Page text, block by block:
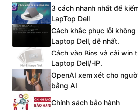
3 cách nhanh nhất để
LapTop Dell
Cách khắc phục lỗi
Laptop Dell, dễ nhất.
Cách vào Bios và cài win
Laptop Dell/HP.
OpenAI xem xét cho
bằng AI
Chính sách bảo hành